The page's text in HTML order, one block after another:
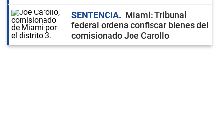
SENTENCIA
Miami: Tribunal
federal ordena confiscar bienes del
comisionado Joe Carollo